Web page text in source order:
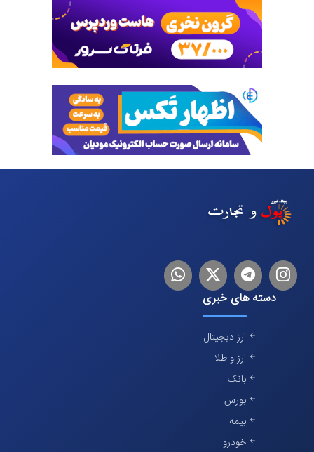
اینستاگرام
تلگرام توییترلینکدین
دسته های خبری
ارز دیجیتال
ارز و طلا
بانک
بورس
بیمه
خودرو